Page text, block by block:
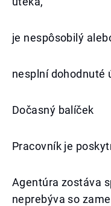
je nespôsobilý
nesplní dohodnuté
Dočasný balíček
Pracovník je
Agentúra zostáva
neprebýva so